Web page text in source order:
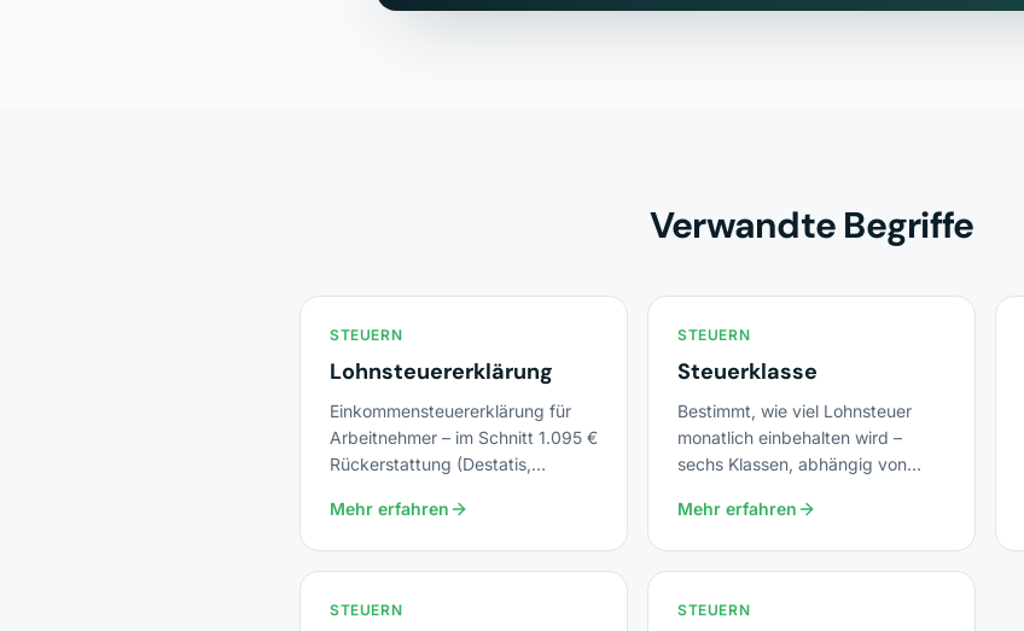
Verwandte Begriffe
STEUERN
Lohnsteuererklärung
Einkommensteuererklärung für
Arbeitnehmer – im Schnitt 1.095 €
Rückerstattung (Destatis,
Mehr erfahren
STEUERN
Steuerklasse
Bestimmt, wie viel Lohnsteuer
monatlich einbehalten wird –
sechs Klassen, abhängig von
Mehr erfahren
STEUERN STEUERN